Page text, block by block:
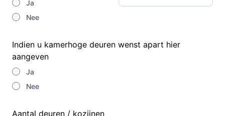
Ja
Nee
Indien u kamerhoge deuren wenst apart hier
aangeven
Ja
Nee
Aantal deuren / kozijnen